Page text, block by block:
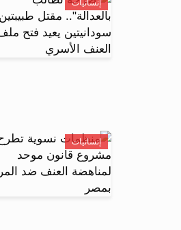
إنسانيات
إنسانيات